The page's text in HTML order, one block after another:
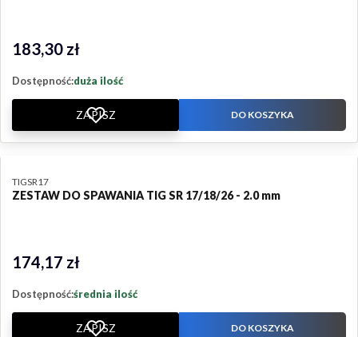
Cena
183,30 zł
Dostępność:duża ilość
ZAPISZ DO KOSZYKA
ZESTAW DO SPAWANIA TIG SR 17/18/26 - 2.0 mm
PRODUCENT
TIGSR17
Cena
174,17 zł
Dostępność:średnia ilość
ZAPISZ DO KOSZYKA